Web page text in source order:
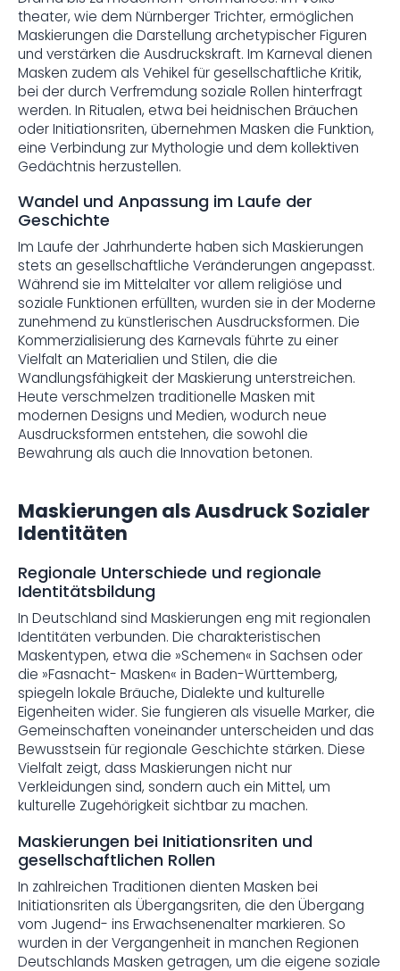
theater, wie dem Nürnberger Trichter, ermöglichen
Maskierungen die Darstellung archetypischer Figuren
und verstärken die Ausdruckskraft. Im Karneval dienen
Masken zudem als Vehikel für gesellschaftliche Kritik,
bei der durch Verfremdung soziale Rollen hinterfragt
werden. In Ritualen, etwa bei heidnischen Bräuchen
oder Initiationsriten, übernehmen Masken die Funktion,
eine Verbindung zur Mythologie und dem kollektiven
Gedächtnis herzustellen.
Wandel und Anpassung im Laufe der
Geschichte
Im Laufe der Jahrhunderte haben sich Maskierungen
stets an gesellschaftliche Veränderungen angepasst.
Während sie im Mittelalter vor allem religiöse und
soziale Funktionen erfüllten, wurden sie in der Moderne
zunehmend zu künstlerischen Ausdrucksformen. Die
Kommerzialisierung des Karnevals führte zu einer
Vielfalt an Materialien und Stilen, die die
Wandlungsfähigkeit der Maskierung unterstreichen.
Heute verschmelzen traditionelle Masken mit
modernen Designs und Medien, wodurch neue
Ausdrucksformen entstehen, die sowohl die
Bewahrung als auch die Innovation betonen.
Maskierungen als Ausdruck Sozialer
Identitäten
Regionale Unterschiede und regionale
Identitätsbildung
In Deutschland sind Maskierungen eng mit regionalen
Identitäten verbunden. Die charakteristischen
Maskentypen, etwa die »Schemen« in Sachsen oder
die »Fasnacht- Masken« in Baden-Württemberg,
spiegeln lokale Bräuche, Dialekte und kulturelle
Eigenheiten wider. Sie fungieren als visuelle Marker, die
Gemeinschaften voneinander unterscheiden und das
Bewusstsein für regionale Geschichte stärken. Diese
Vielfalt zeigt, dass Maskierungen nicht nur
Verkleidungen sind, sondern auch ein Mittel, um
kulturelle Zugehörigkeit sichtbar zu machen.
Maskierungen bei Initiationsriten und
gesellschaftlichen Rollen
In zahlreichen Traditionen dienten Masken bei
Initiationsriten als Übergangsriten, die den Übergang
vom Jugend- ins Erwachsenenalter markieren. So
wurden in der Vergangenheit in manchen Regionen
Deutschlands Masken getragen, um die eigene soziale